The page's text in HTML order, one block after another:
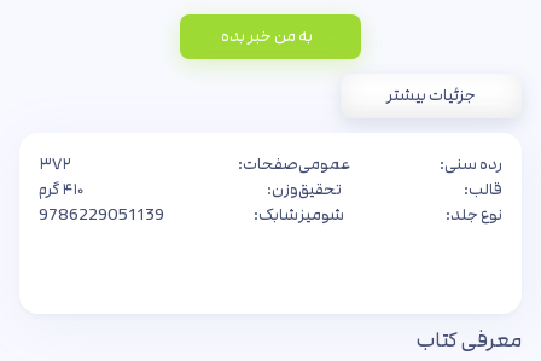
به من خبر بده
جزئیات بیشتر
رده سنی:
عمومی
قالب:
تحقیق
نوع جلد:
شومیز
صفحات:
۳۷۲
وزن:
۴۱۰ گرم
شابک:
9786229051139
معرفی کتاب